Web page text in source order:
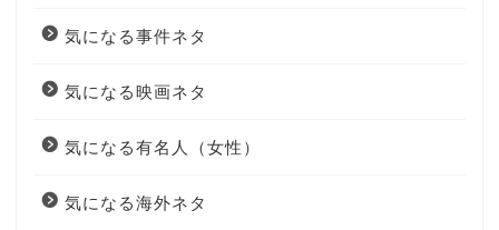
気になる事件ネタ
気になる映画ネタ
気になる有名人（女性）
気になる海外ネタ